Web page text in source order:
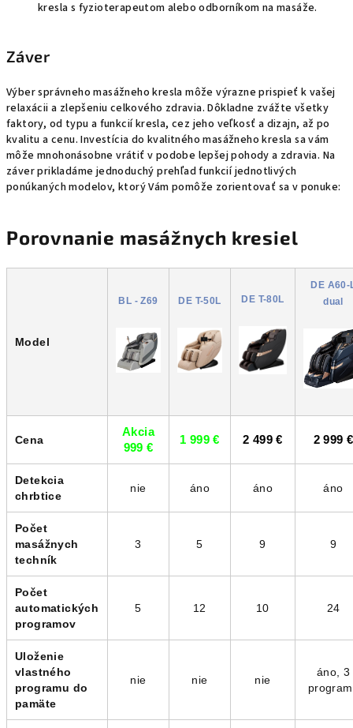
kresla s fyzioterapeutom alebo odborníkom na masáže.
Záver
Výber správneho masážneho kresla môže výrazne prispieť k vašej
relaxácii a zlepšeniu celkového zdravia. Dôkladne zvážte všetky
faktory, od typu a funkcií kresla, cez jeho veľkosť a dizajn, až po
kvalitu a cenu. Investícia do kvalitného masážneho kresla sa vám
môže mnohonásobne vrátiť v podobe lepšej pohody a zdravia. Na
záver prikladáme jednoduchý prehľad funkcií jednotlivých
ponúkaných modelov, ktorý Vám pomôže zorientovať sa v ponuke:
Porovnanie masážnych kresiel
Model
BL - Z69 DE T-50L DE T-80L
DE A60-
dual
Cena
Akcia
999 €
1 999 € 2 499 € 2 999 €
Detekcia
chrbtice
nie áno áno áno
Počet
masážnych
techník
3 5 9 9
Počet
automatických
programov
5 12 10 24
Uloženie
vlastného
programu do
pamäte
nie nie nie
áno, 3